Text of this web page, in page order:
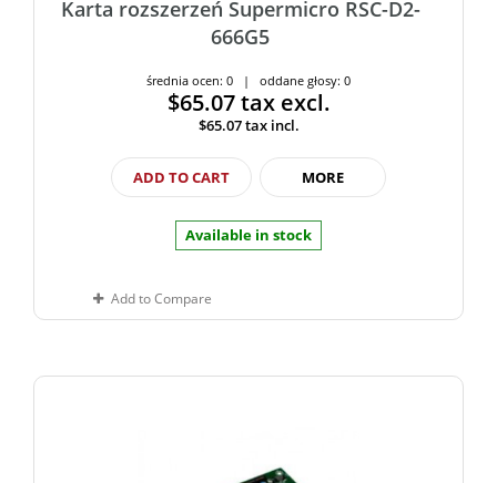
Karta rozszerzeń Supermicro RSC-D2-
666G5
średnia ocen: 0 | oddane głosy: 0
$65.07tax excl.
$65.07tax incl.
ADD TO CART MORE
Available in stock
Add to Compare